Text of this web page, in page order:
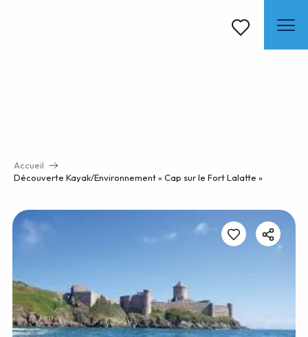
Voir les favoris
Accueil
Découverte Kayak/Environnement « Cap sur le Fort Lalatte »